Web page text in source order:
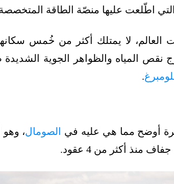
التي اطّلعت عليها منصّة الطاقة
نقص المياه والظواهر الجوية
.
أوضح مما هي عليه في الصومال، وهو
منذ أكثر من 4 عقود.